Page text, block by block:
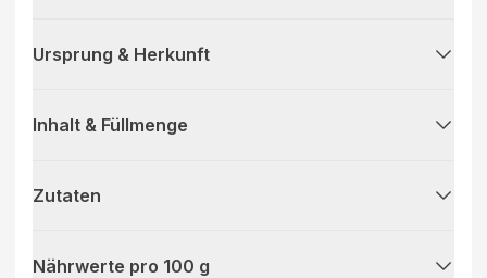
Ursprung & Herkunft
Inhalt & Füllmenge
Zutaten
Nährwerte pro 100 g